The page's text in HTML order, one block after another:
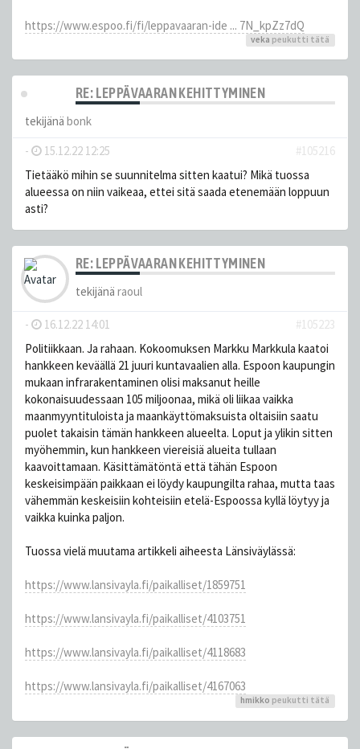
https://www.espoo.fi/fi/leppavaaran-ide ... 7N_kpZz7dQ
veka peukutti tätä
RE: LEPPÄVAARAN KEHITTYMINEN
tekijänä bonk
-
15.12.22 12:25
#105216
Tietääkö mihin se suunnitelma sitten kaatui? Mikä tuossa
alueessa on niin vaikeaa, ettei sitä saada etenemään loppuun
asti?
RE: LEPPÄVAARAN KEHITTYMINEN
tekijänä raoul
- 16.12.22 14:01
#105223
Politiikkaan. Ja rahaan. Kokoomuksen Markku Markkula kaatoi
hankkeen keväällä 21 juuri kuntavaalien alla. Espoon kaupungin
mukaan infrarakentaminen olisi maksanut heille
kokonaisuudessaan 105 miljoonaa, mikä oli liikaa vaikka
maanmyyntituloista ja maankäyttömaksuista oltaisiin saatu
puolet takaisin tämän hankkeen alueelta. Loput ja ylikin sitten
myöhemmin, kun hankkeen viereisiä alueita tullaan
kaavoittamaan. Käsittämätöntä että tähän Espoon
keskeisimpään paikkaan ei löydy kaupungilta rahaa, mutta taas
vähemmän keskeisiin kohteisiin etelä-Espoossa kyllä löytyy ja
vaikka kuinka paljon.
Tuossa vielä muutama artikkeli aiheesta Länsiväylässä:
https://www.lansivayla.fi/paikalliset/1859751
https://www.lansivayla.fi/paikalliset/4103751
https://www.lansivayla.fi/paikalliset/4118683
https://www.lansivayla.fi/paikalliset/4167063
hmikko peukutti tätä